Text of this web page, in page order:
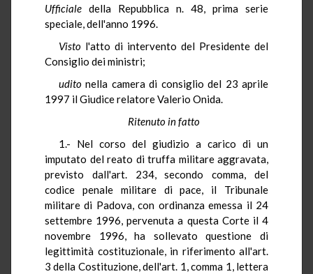
Ufficiale della Repubblica n. 48, prima serie
speciale, dell'anno 1996.
Visto l'atto di intervento del Presidente del
Consiglio dei ministri;
uditonella camera di consiglio del 23 aprile
1997 il Giudice relatore Valerio Onida.
Ritenuto in fatto
1.- Nel corso del giudizio a carico di un
imputato del reato di truffa militare aggravata,
previsto dall'art. 234, secondo comma, del
codice penale militare di pace, il Tribunale
militare di Padova, con ordinanza emessa il 24
settembre 1996, pervenuta a questa Corte il 4
novembre 1996, ha sollevato questione di
legittimità costituzionale, in riferimento all'art.
3 della Costituzione, dell'art. 1, comma 1, lettera